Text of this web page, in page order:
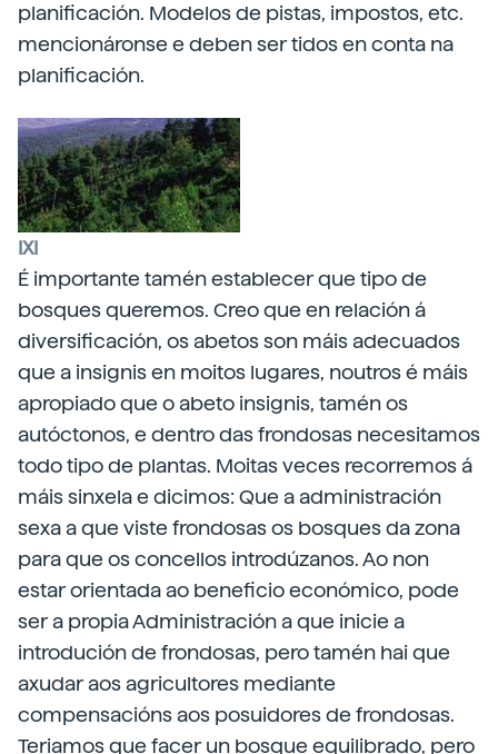
planificación. Modelos de pistas, impostos, etc.
mencionáronse e deben ser tidos en conta na
planificación.
IXI
É importante tamén establecer que tipo de
bosques queremos. Creo que en relación á
diversificación, os abetos son máis adecuados
que a insignis en moitos lugares, noutros é máis
apropiado que o abeto insignis, tamén os
autóctonos, e dentro das frondosas necesitamos
todo tipo de plantas. Moitas veces recorremos á
máis sinxela e dicimos: Que a administración
sexa a que viste frondosas os bosques da zona
para que os concellos introdúzanos. Ao non
estar orientada ao beneficio económico, pode
ser a propia Administración a que inicie a
introdución de frondosas, pero tamén hai que
axudar aos agricultores mediante
compensacións aos posuidores de frondosas.
Teriamos que facer un bosque equilibrado, pero